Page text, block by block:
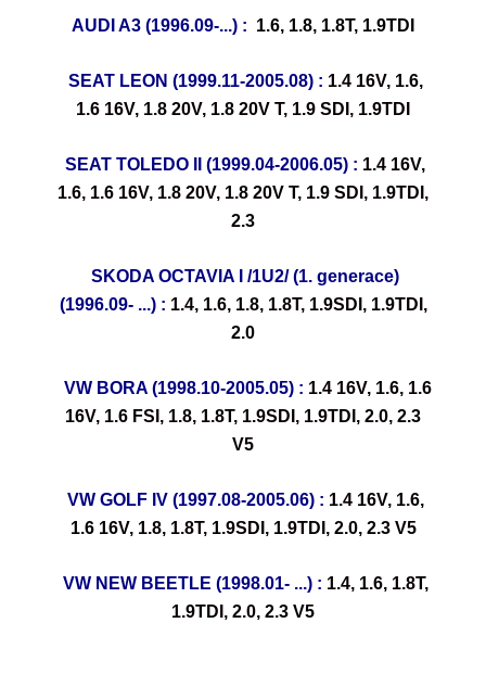
AUDI A3 (1996.09-...) : 1.6, 1.8, 1.8T, 1.9TDI
SEAT LEON (1999.11-2005.08) : 1.4 16V, 1.6,
1.6 16V, 1.8 20V, 1.8 20V T, 1.9 SDI, 1.9TDI
SEAT TOLEDO II (1999.04-2006.05) : 1.4 16V,
1.6, 1.6 16V, 1.8 20V, 1.8 20V T, 1.9 SDI, 1.9TDI,
2.3
SKODA OCTAVIA I /1U2/ (1. generace)
(1996.09- ...) : 1.4, 1.6, 1.8, 1.8T, 1.9SDI, 1.9TDI,
2.0
VW BORA (1998.10-2005.05) : 1.4 16V, 1.6, 1.6
16V, 1.6 FSI, 1.8, 1.8T, 1.9SDI, 1.9TDI, 2.0, 2.3
V5
VW GOLF IV (1997.08-2005.06) : 1.4 16V, 1.6,
1.6 16V, 1.8, 1.8T, 1.9SDI, 1.9TDI, 2.0, 2.3 V5
VW NEW BEETLE (1998.01- ...) : 1.4, 1.6, 1.8T,
1.9TDI, 2.0, 2.3 V5